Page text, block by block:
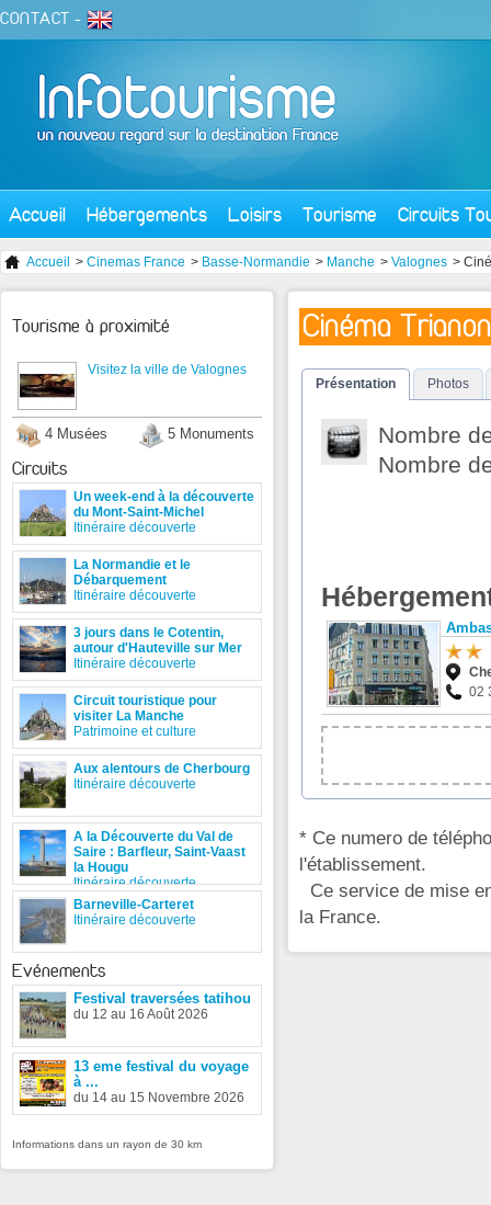
CONTACT -
Accueil Hébergements Loisirs Tourisme Circuits
Accueil > Cinemas France > Basse-Normandie > Manche > Valognes >
Cinéma
Présentation Photos
Nombre
Nombre
02
* Ce numero de
l'établissement.
Ce service de mise
la France.
Tourisme à proximité
Visitez la ville de Valognes
4 Musées 5 Monuments
Circuits
Un week-end à la découverte
du Mont-Saint-Michel
Itinéraire découverte
La Normandie et le
Débarquement
Itinéraire découverte
3 jours dans le Cotentin,
autour d'Hauteville sur Mer
Itinéraire découverte
Circuit touristique pour
visiter La Manche
Patrimoine et culture
Aux alentours de Cherbourg
Itinéraire découverte
A la Découverte du Val de
Saire : Barfleur, Saint-Vaast
la Hougu
Itinéraire découverte
Barneville-Carteret
Itinéraire découverte
Evénements
Festival traversées tatihou
du 12 au 16 Août 2026
13 eme festival du voyage
à ...
du 14 au 15 Novembre 2026
Informations dans un rayon de 30 km